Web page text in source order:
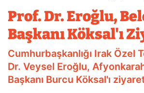
Prof. Dr. Eroğlu,
Başkanı Köksal'ı
Cumhurbaşkanlığı Irak Özel
Dr. Veysel Eroğlu,
Başkanı Burcu Köksal'ı